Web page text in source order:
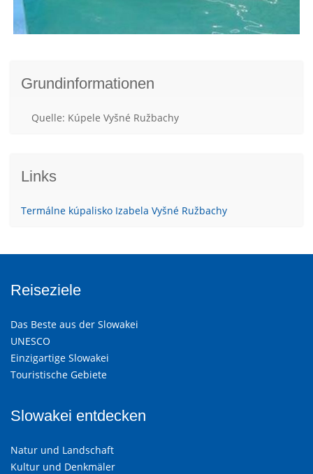
Grundinformationen
Quelle: Kúpele Vyšné Ružbachy
Links
Termálne kúpalisko Izabela Vyšné Ružbachy
Reiseziele
Das Beste aus der Slowakei
UNESCO
Einzigartige Slowakei
Touristische Gebiete
Slowakei entdecken
Natur und Landschaft
Kultur und Denkmäler